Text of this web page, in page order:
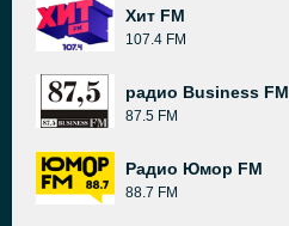
Хит FM
107.4 FM
радио Business FM
87.5 FM
Радио Юмор FM
88.7 FM